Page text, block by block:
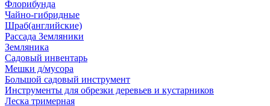
Флорибунда
Чайно-гибридные
Шраб(английские)
Рассада Земляники
Земляника
Садовый инвентарь
Мешки д/мусора
Большой садовый инструмент
Инструменты для обрезки деревьев и кустарников
Леска тримерная